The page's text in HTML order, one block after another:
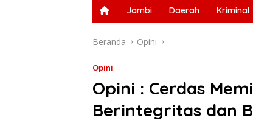
Jambi Daerah Kriminal
Beranda Opini
Opini
Opini : Cerdas
Berintegritas dan